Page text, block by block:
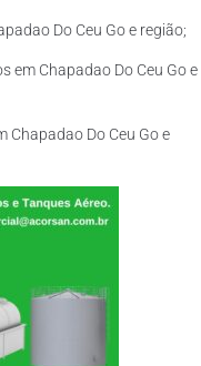
Do Ceu Go e região;
em Chapadao Do Ceu Go e
Chapadao Do Ceu Go e